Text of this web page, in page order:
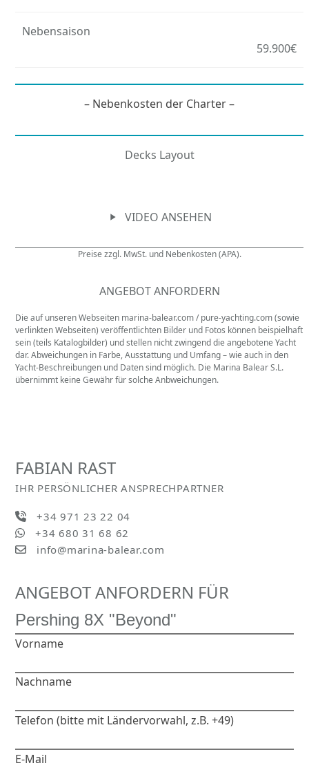
Nebensaison
59.900€
– Nebenkosten der Charter –
Decks Layout
VIDEO ANSEHEN
Preise zzgl. MwSt. und Nebenkosten (APA).
ANGEBOT ANFORDERN
Die auf unseren Webseiten marina-balear.com / pure-yachting.com (sowie
verlinkten Webseiten) veröffentlichten Bilder und Fotos können beispielhaft
sein (teils Katalogbilder) und stellen nicht zwingend die angebotene Yacht
dar. Abweichungen in Farbe, Ausstattung und Umfang – wie auch in den
Yacht-Beschreibungen und Daten sind möglich. Die Marina Balear S.L.
übernimmt keine Gewähr für solche Anbweichungen.
FABIAN RAST
IHR PERSÖNLICHER ANSPRECHPARTNER
+34 971 23 22 04
+34 680 31 68 62
info@marina-balear.com
ANGEBOT ANFORDERN FÜR
Vorname
Nachname
Telefon (bitte mit Ländervorwahl, z.B. +49)
E-Mail